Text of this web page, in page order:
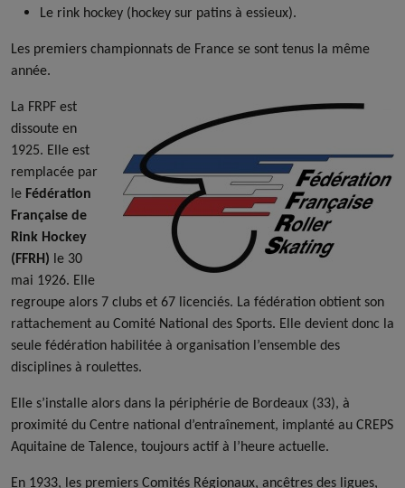
Le rink hockey (hockey sur patins à essieux).
Les premiers championnats de France se sont tenus la même
année.
La FRPF est
dissoute en
1925. Elle est
remplacée par
le Fédération
Française de
Rink Hockey
(FFRH) le 30
mai 1926. Elle
regroupe alors 7 clubs et 67 licenciés. La fédération obtient son
rattachement au Comité National des Sports. Elle devient donc la
seule fédération habilitée à organisation l’ensemble des
disciplines à roulettes.
Elle s’installe alors dans la périphérie de Bordeaux (33), à
proximité du Centre national d’entraînement, implanté au CREPS
Aquitaine de Talence, toujours actif à l’heure actuelle.
En 1933, les premiers Comités Régionaux, ancêtres des ligues,